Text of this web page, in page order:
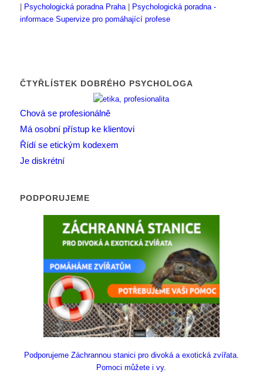
Psychologická poradna Praha|
Psychologická poradna -
informace Supervize pro pomáhající profese
ČTYŘLÍSTEK DOBRÉHO PSYCHOLOGA
Chová se profesionálně
Má osobní přístup ke klientovi
Řídí se etickým kodexem
Je diskrétní
PODPORUJEME
Podporujeme Záchrannou stanici pro divoká a exotická zvířata.
Pomoci můžete i vy.